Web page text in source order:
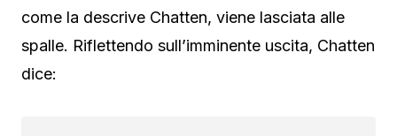
come la descrive Chatten, viene lasciata alle
spalle. Riflettendo sull’imminente uscita, Chatten
dice: